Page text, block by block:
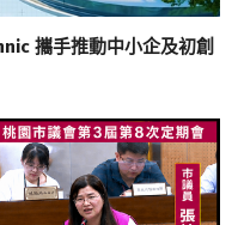
攜手推動中小企及初創